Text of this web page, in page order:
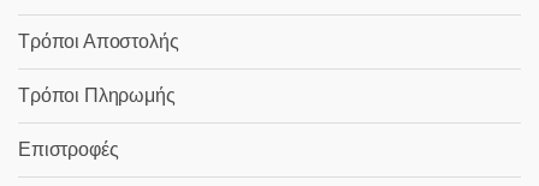
Τρόποι Αποστολής
Τρόποι Πληρωμής
Επιστροφές